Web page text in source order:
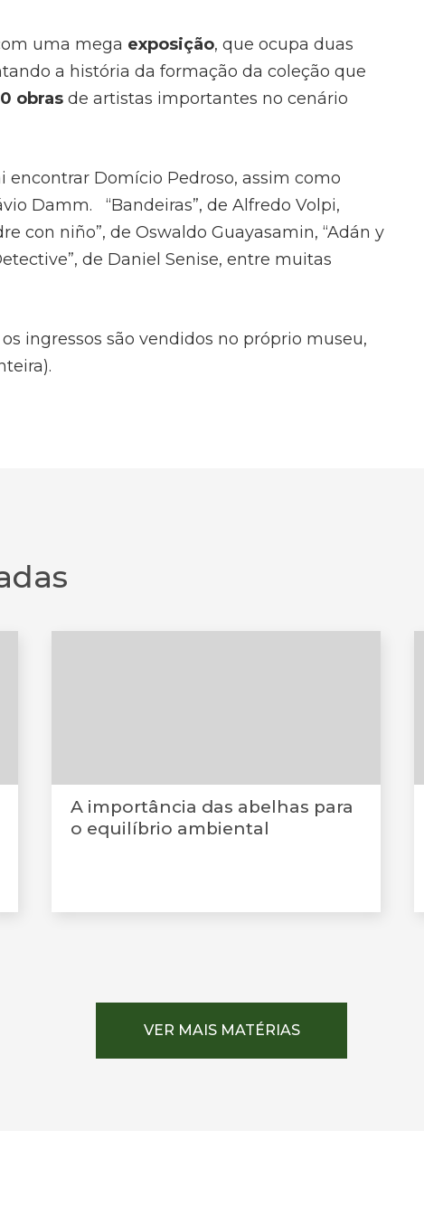
uma mega exposição, que ocupa duas
a história da formação da coleção que
obras de artistas importantes no cenário
encontrar Domício Pedroso, assim como
Damm. “Bandeiras”, de Alfredo Volpi,
con niño”, de Oswaldo Guayasamin, “Adán y
de Daniel Senise, entre muitas
ingressos são vendidos no próprio museu,
A importância das abelhas para
o equilíbrio ambiental
VER MAIS MATÉRIAS